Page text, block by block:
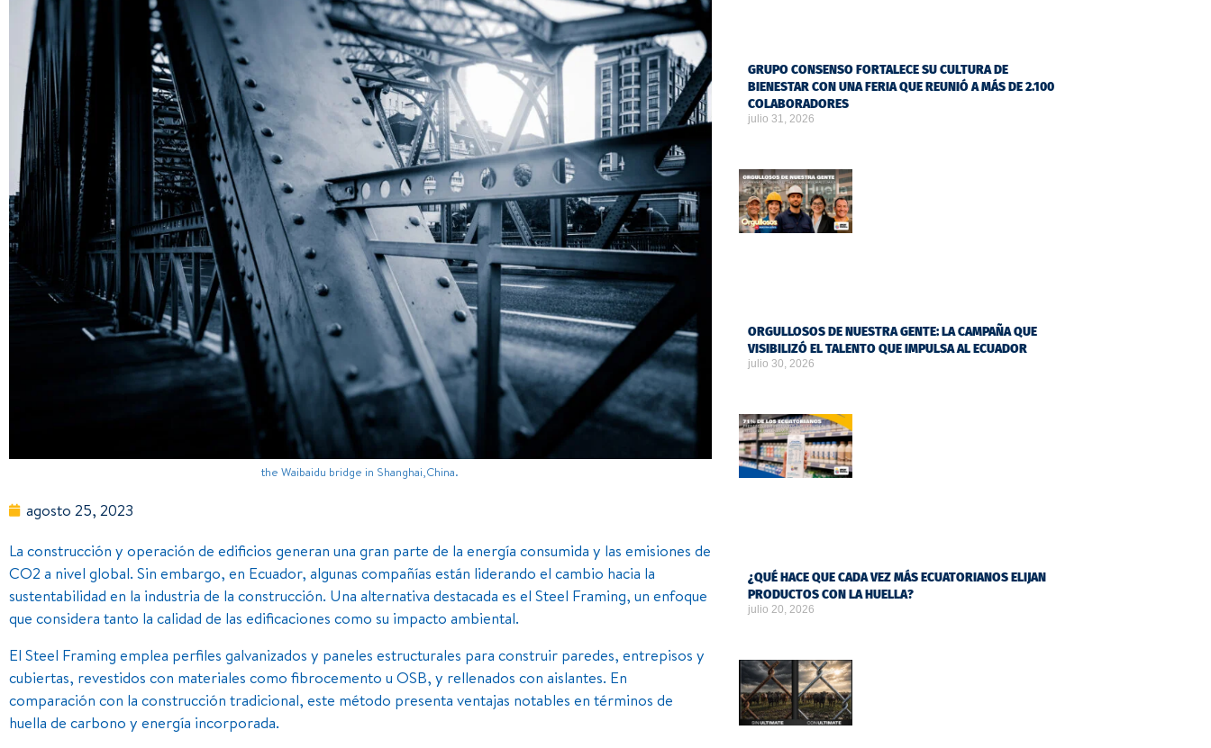
the Waibaidu bridge in Shanghai,China.
agosto 25, 2023
La construcción y operación de edificios generan una gran parte de la energía consumida y las emisiones de
CO2 a nivel global. Sin embargo, en Ecuador, algunas compañías están liderando el cambio hacia la
sustentabilidad en la industria de la construcción. Una alternativa destacada es el Steel Framing, un enfoque
que considera tanto la calidad de las edificaciones como su impacto ambiental.
El Steel Framing emplea perfiles galvanizados y paneles estructurales para construir paredes, entrepisos y
cubiertas, revestidos con materiales como fibrocemento u OSB, y rellenados con aislantes. En
comparación con la construcción tradicional, este método presenta ventajas notables en términos de
huella de carbono y energía incorporada.
GRUPO CONSENSO FORTALECE SU CULTURA DE
BIENESTAR CON UNA FERIA QUE REUNIÓ A MÁS DE 2.100
COLABORADORES
julio 31, 2026
ORGULLOSOS DE NUESTRA GENTE: LA CAMPAÑA QUE
VISIBILIZÓ EL TALENTO QUE IMPULSA AL ECUADOR
julio 30, 2026
¿QUÉ HACE QUE CADA VEZ MÁS ECUATORIANOS ELIJAN
PRODUCTOS CON LA HUELLA?
julio 20, 2026